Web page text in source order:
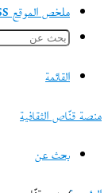
ملخص الموقع RSS
القائمة
منصة قنّاص الثقافية
بحث عن